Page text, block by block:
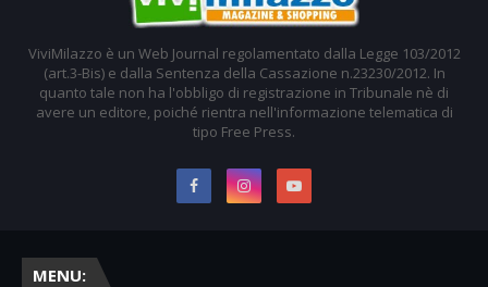
ViviMilazzo è un Web Journal regolamentato dalla Legge 103/2012
(art.3-Bis) e dalla Sentenza della Cassazione n.23230/2012. In
quanto tale non ha l'obbligo di registrazione in Tribunale nè di
avere un editore, poiché rientra nell'informazione telematica di
tipo Free Press.
MENU: